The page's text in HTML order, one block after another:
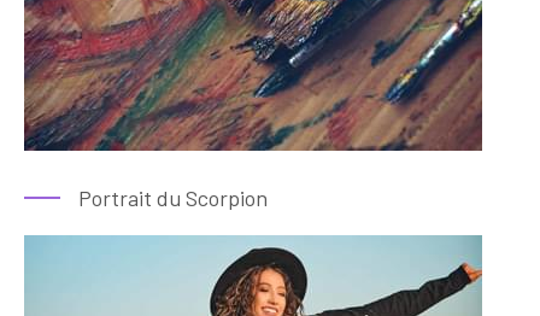
Portrait du Scorpion